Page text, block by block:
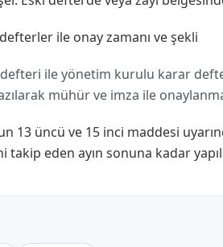
defterler ile onay zamanı ve şekli
defteri ile yönetim kurulu karar
mühür ve imza ile
13 üncü ve 15 inci maddesi
eden ayın sonuna kadar